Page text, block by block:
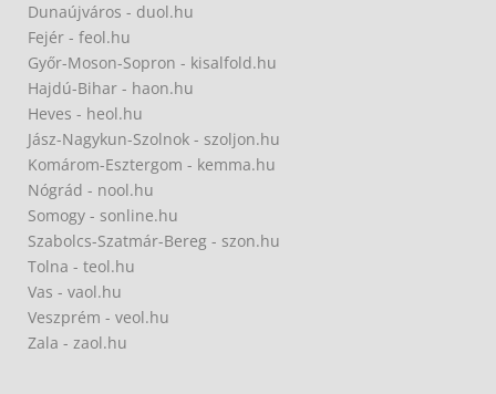
Dunaújváros - duol.hu
Fejér - feol.hu
Győr-Moson-Sopron - kisalfold.hu
Hajdú-Bihar - haon.hu
Heves - heol.hu
Jász-Nagykun-Szolnok - szoljon.hu
Komárom-Esztergom - kemma.hu
Nógrád - nool.hu
Somogy - sonline.hu
Szabolcs-Szatmár-Bereg - szon.hu
Tolna - teol.hu
Vas - vaol.hu
Veszprém - veol.hu
Zala - zaol.hu